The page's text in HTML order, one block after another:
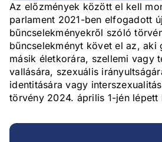
Az előzmények között el kell
parlament 2021-ben elfogadott
bűncselekményekről szóló
bűncselekményt követ el az, aki
másik életkorára, szellemi vagy
vallására, szexuális
identitására vagy
törvény 2024. április 1-jén lépett